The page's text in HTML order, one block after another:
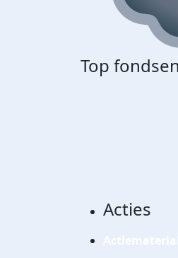
Top
Acties